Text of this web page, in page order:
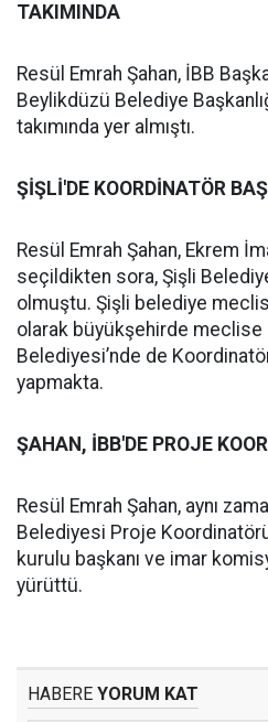
TAKIMINDA
Resül Emrah Şahan, İBB
Beylikdüzü Belediye
takımında yer almıştı.
ŞİŞLİ'DE KOORDİNATÖR
Resül Emrah Şahan, Ekrem
seçildikten sora, Şişli
olmuştu. Şişli belediye
olarak büyükşehirde meclise
Belediyesi’nde de Koordinatör
yapmakta.
ŞAHAN, İBB'DE PROJE
Resül Emrah Şahan, aynı
Belediyesi Proje
kurulu başkanı ve imar
yürüttü.
HABERE YORUM KAT